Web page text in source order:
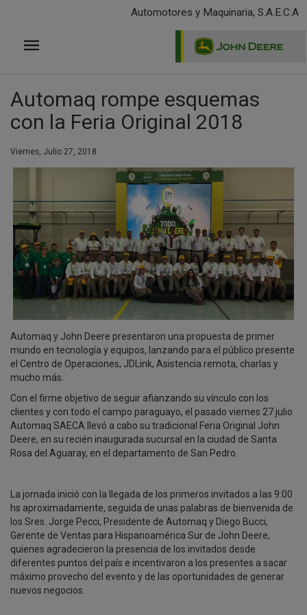
principal
Automotores y Maquinaria, S.A.E.C.A
Automaq rompe esquemas
con la Feria Original 2018
Viernes, Julio 27, 2018
Automaq y John Deere presentaron una propuesta de primer
mundo en tecnología y equipos, lanzando para el público presente
el Centro de Operaciones, JDLink, Asistencia remota, charlas y
mucho más.
Con el firme objetivo de seguir afianzando su vínculo con los
clientes y con todo el campo paraguayo, el pasado viernes 27 julio
Automaq SAECA llevó a cabo su tradicional Feria Original John
Deere, en su recién inaugurada sucursal en la ciudad de Santa
Rosa del Aguaray, en el departamento de San Pedro.
La jornada inició con la llegada de los primeros invitados a las 9:00
hs aproximadamente, seguida de unas palabras de bienvenida de
los Sres. Jorge Pecci, Presidente de Automaq y Diego Bucci,
Gerente de Ventas para Hispanoamérica Sur de John Deere,
quienes agradecieron la presencia de los invitados desde
diferentes puntos del país e incentivaron a los presentes a sacar
máximo provecho del evento y de las oportunidades de generar
nuevos negocios.